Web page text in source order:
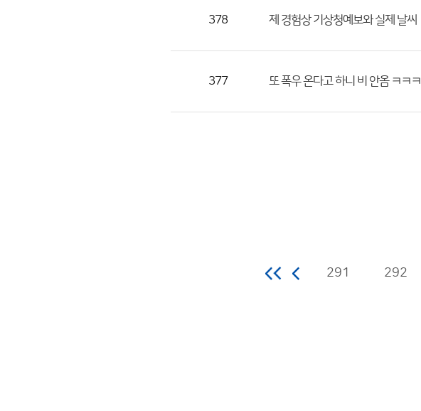
378 제 경험상 기상청예보와 실제 날씨
377 또 폭우 온다고 하니 비 안옴 ㅋㅋㅋ
291 292